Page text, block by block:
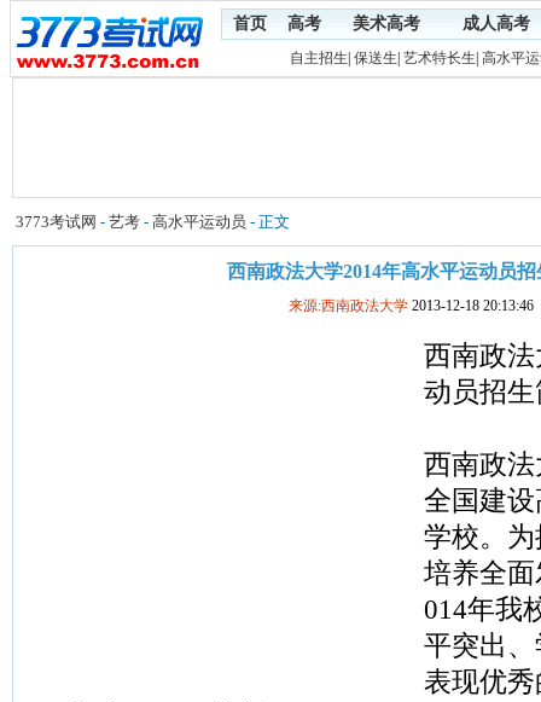
首页 高考 美术高考 成人高考
自主招生 保送生 艺术特长生 高水平
3773考试网 - 艺考 - 高水平运动员 - 正文
西南政法大学2014年高水平运动员
来源:西南政法大学 2013-12-18 20:13:46
西南政
动员招生
西南政
全国建
学校。
培养全
014年我
平突出
表现优